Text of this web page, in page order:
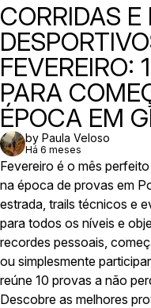
CORRIDAS E
FEVEREIRO:
PARA
ÉPOCA EM
by Paula Veloso
Há 6 meses
Fevereiro é o mês
na época de provas em
estrada, trails técnicos e
para todos os níveis e
recordes pessoais,
ou simplesmente
reúne 10 provas a não
Descobre as melhores